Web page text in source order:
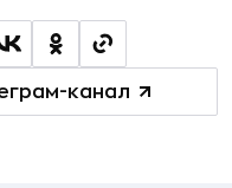
канал